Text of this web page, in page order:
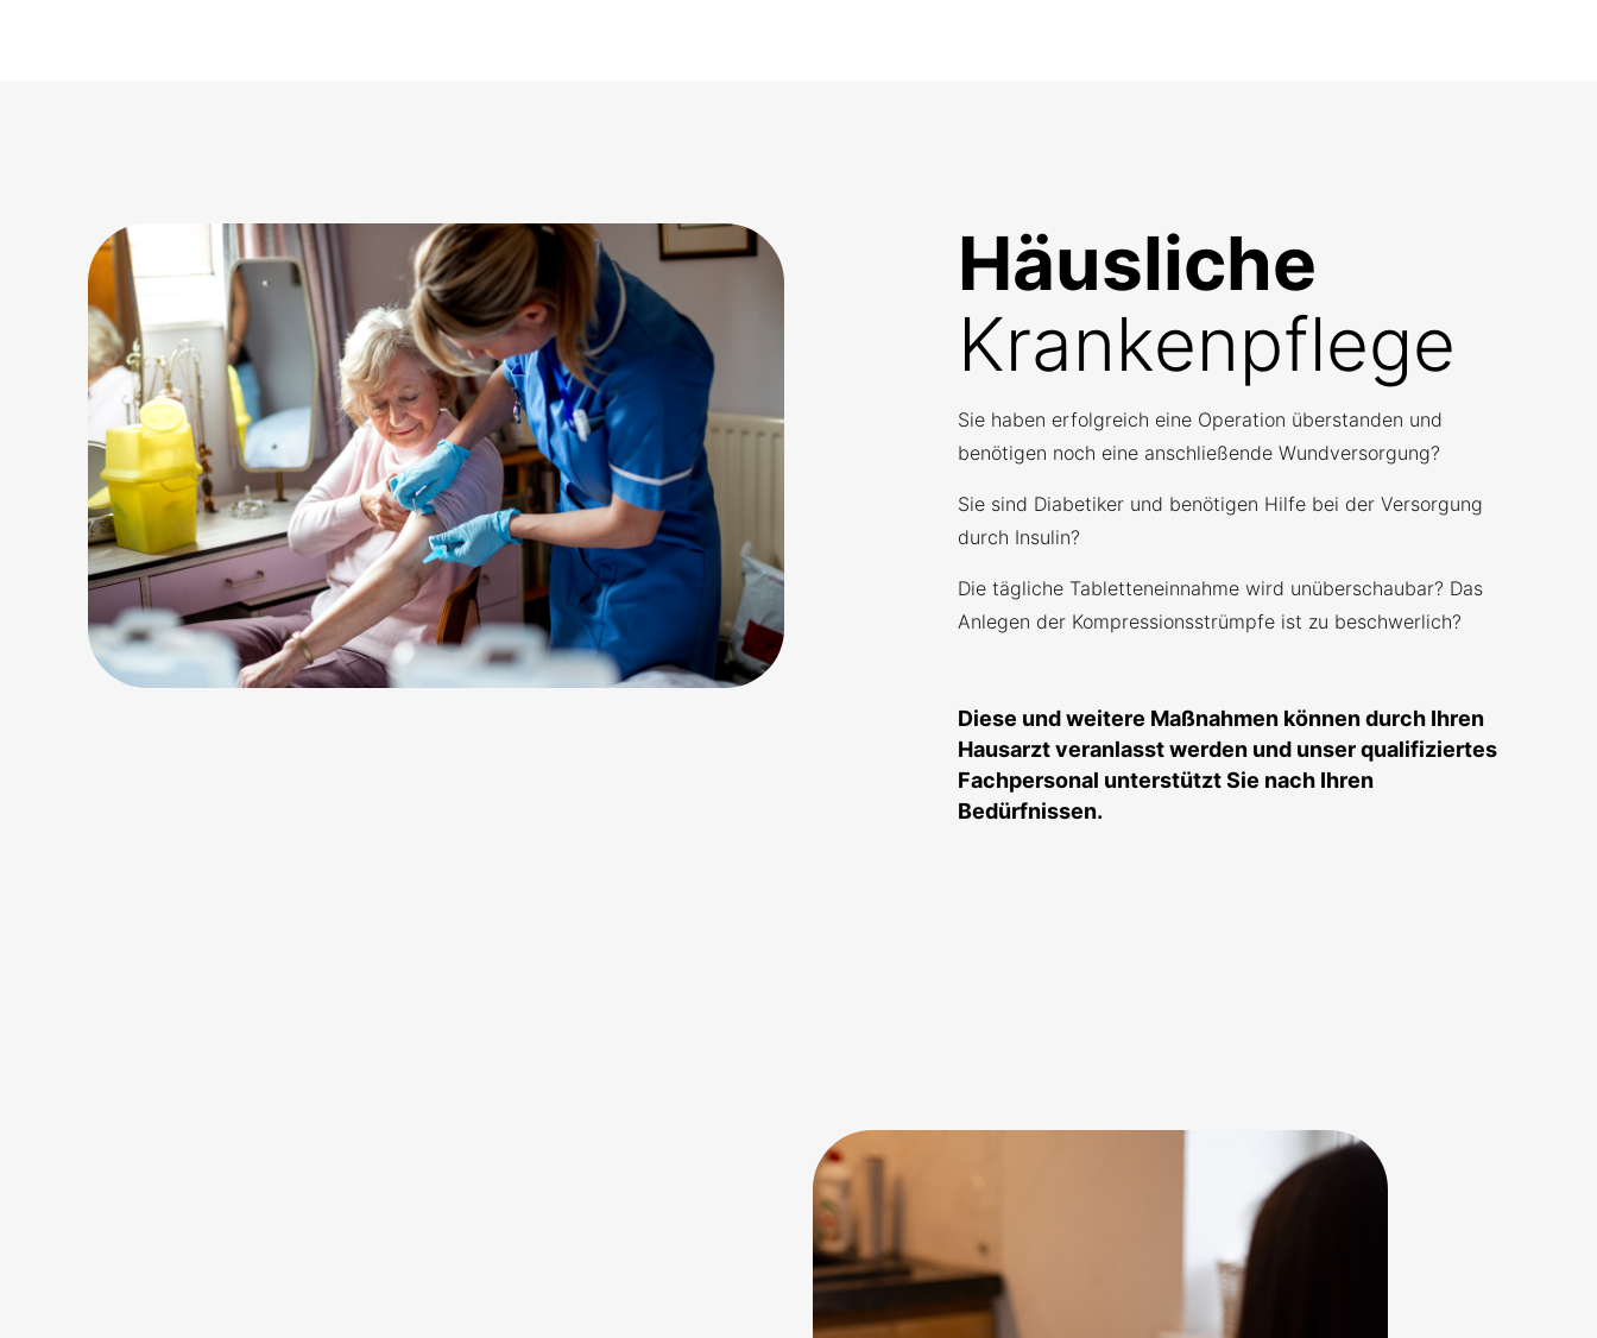
Häusliche
Krankenpflege
Sie haben erfolgreich eine Operation überstanden und
benötigen noch eine anschließende Wundversorgung?
Sie sind Diabetiker und benötigen Hilfe bei der Versorgung
durch Insulin?
Die tägliche Tabletteneinnahme wird unüberschaubar? Das
Anlegen der Kompressionsstrümpfe ist zu beschwerlich?
Diese und weitere Maßnahmen können durch Ihren
Hausarzt veranlasst werden und unser qualifiziertes
Fachpersonal unterstützt Sie nach Ihren
Bedürfnissen.